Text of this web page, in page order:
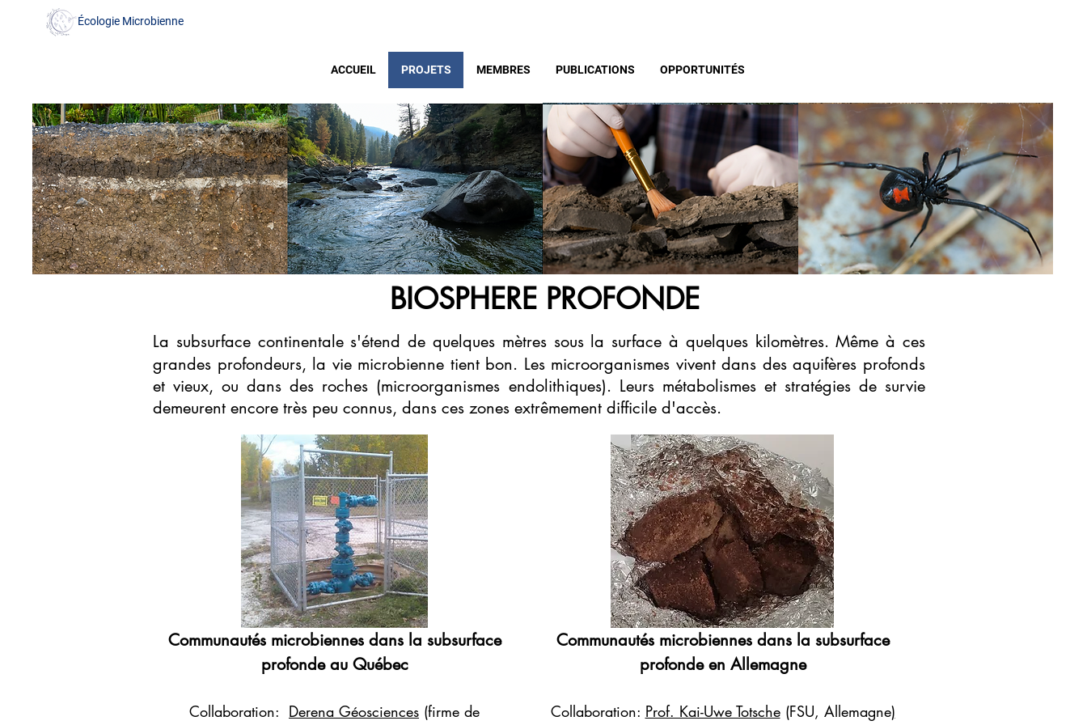
Écologie Microbienne
ACCUEIL PROJETS MEMBRES PUBLICATIONS OPPORTUNITÉS
BIOSPHERE PROFONDE
Communautés microbiennes dans la subsurface
profonde au Québec
Collaboration: Derena Géosciences (firme de
Communautés microbiennes dans la subsurface
profonde en Allemagne
Collaboration: Prof. Kai-Uwe Totsche(FSU, Allemagne)
La subsurface continentale s'étend de quelques mètres sous la surface à quelques kilomètres. Même à ces
grandes profondeurs, la vie microbienne tient bon. Les microorganismes vivent dans des aquifères profonds
et vieux, ou dans des roches (microorganismes endolithiques). Leurs métabolismes et stratégies de survie
demeurent encore très peu connus, dans ces zones extrêmement difficile d'accès.